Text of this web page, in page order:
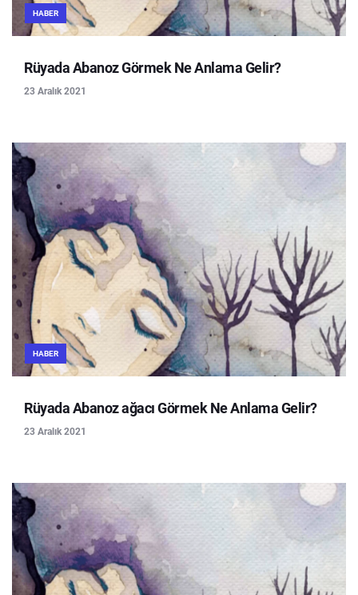
HABER
Rüyada Abanoz Görmek Ne Anlama Gelir?
23 Aralık 2021
HABER
Rüyada Abanoz ağacı Görmek Ne Anlama Gelir?
23 Aralık 2021